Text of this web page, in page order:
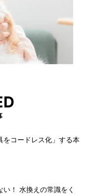
をコードレス化」する本
！ 水換えの常識をく